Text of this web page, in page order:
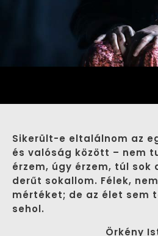
Sikerült-e eltalálnom az
és valóság között – nem
érzem, úgy érzem, túl sok
derűt sokallom. Félek,
mértéket; de az élet sem
sehol.
Örkény